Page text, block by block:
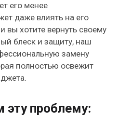
его менее
даже влиять на его
вы хотите вернуть своему
блеск и защиту, наш
замену
полностью освежит
проблему: